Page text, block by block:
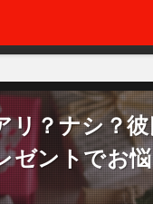
リ？ナシ？
ゼントでお